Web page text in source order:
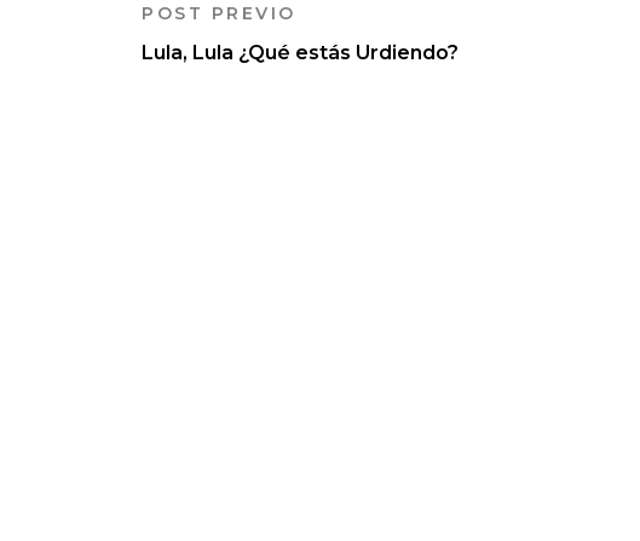
POST PREVIO
Lula, Lula ¿Qué estás Urdiendo?